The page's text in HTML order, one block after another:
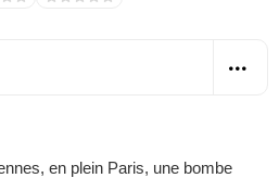
en plein Paris, une bombe